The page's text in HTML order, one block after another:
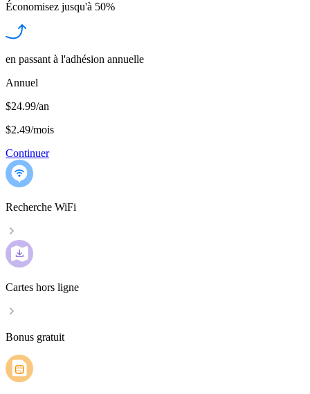
Économisez jusqu'à 50%
en passant à l'adhésion annuelle
Annuel
$24.99/an
$2.49/mois
Continuer
Recherche WiFi
Cartes hors ligne
Bonus gratuit